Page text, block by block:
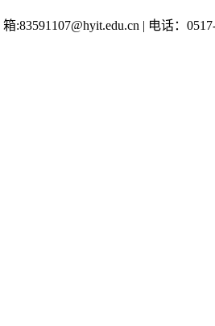
箱:83591107@hyit.edu.cn | 电话：